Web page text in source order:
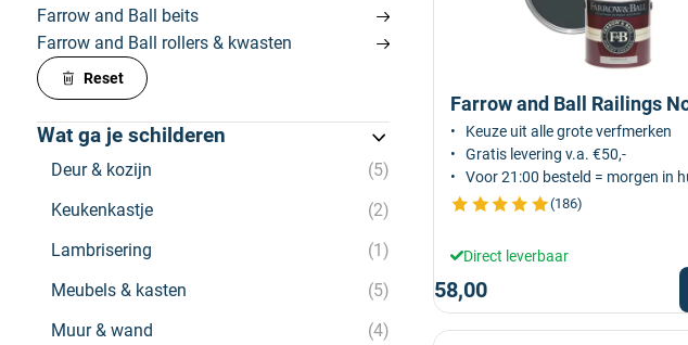
Farrow and Ball beits
Farrow and Ball rollers & kwasten
Reset
Wat ga je schilderen
Deur & kozijn
5
Keukenkastje
2
Lambrisering
1
Meubels & kasten
5
Muur & wand
4
Farrow and Ball Railings
Keuze uit alle grote verfmerken
Gratis levering v.a. €50,-
Voor 21:00 besteld = morgen in
(186)
Direct leverbaar
58,00